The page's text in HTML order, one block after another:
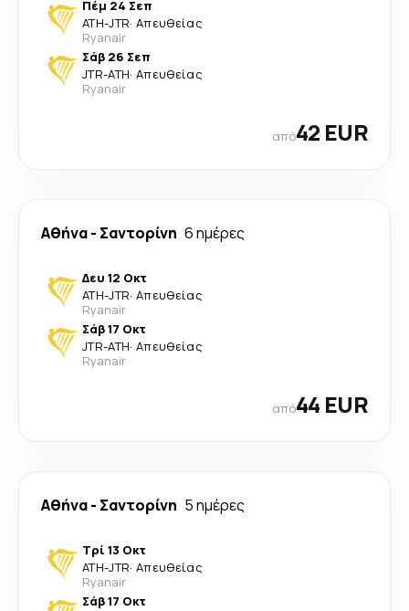
Πέμ 24 Σεπ
ATH-JTR· Απευθείας
Ryanair
Σάβ 26 Σεπ
JTR-ATH· Απευθείας
Ryanair
από42 EUR
Αθήνα- Σαντορίνη 6 ημέρες
Δευ 12 Οκτ
ATH-JTR· Απευθείας
Ryanair
Σάβ 17 Οκτ
JTR-ATH· Απευθείας
Ryanair
από44 EUR
Αθήνα- Σαντορίνη 5 ημέρες
Τρί 13 Οκτ
ATH-JTR· Απευθείας
Ryanair
Σάβ 17 Οκτ